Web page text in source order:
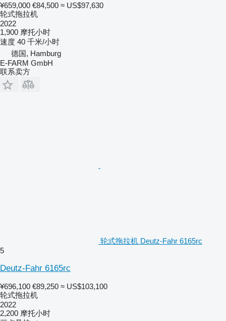
¥659,000 €84,500 ≈ US$97,630
轮式拖拉机
2022
1,900 摩托小时
速度 40 千米/小时
德国, Hamburg
E-FARM GmbH
联系卖方
轮式拖拉机 Deutz-Fahr 6165rc
5
Deutz-Fahr 6165rc
¥696,100 €89,250 ≈ US$103,100
轮式拖拉机
2022
2,200 摩托小时